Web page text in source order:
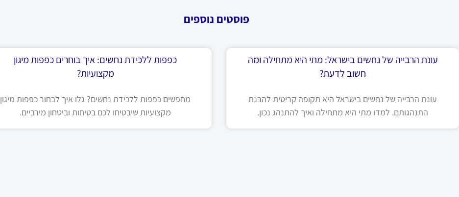
פוסטים נוספים
עונת הרבייה של נחשים בישראל: מתי היא מתחילה ומה
חשוב לדעת?
עונת הרבייה של נחשים בישראל היא תקופה קריטית להבנת
התנהגותם. למדו מתי היא מתחילה ואיך להתנהג נכון.
כפפות ללכידת נחשים: איך בוחרים כפפות מיגון
מקצועיות?
מחפשים כפפות ללכידת נחשים? גלו איך לבחור כפפות מיגון
מקצועיות שיבטיחו לכם בטיחות וביטחון מירביים.